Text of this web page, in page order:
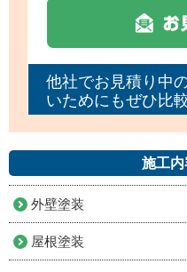
他社でお見積り中
いためにもぜひ比
施工
外壁塗装
屋根塗装